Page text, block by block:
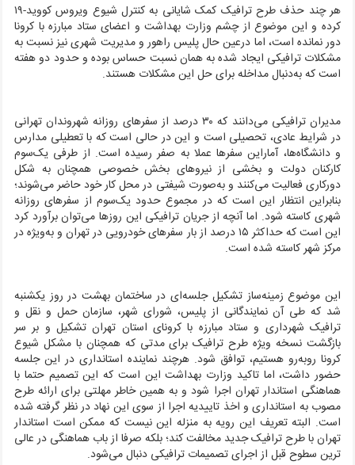
هر چند حذف طرح ترافیک کمک شایانی به کنترل شیوع ویروس کووید-۱۹
کرده و این موضوع از چشم وزارت بهداشت و اعضای ستاد مبارزه با کرونا
دور نمانده است، اما درعین حال پلیس راهور و مدیریت شهری نیز نسبت به
مشکلات ترافیکی ایجاد شده به همان نسبت حساس بوده و حدود دو هفته
است که به‌دنبال مداخله برای حل این مشکلات هستند.
مدیران ترافیکی می‌دانند که ۳۰ درصد از سفرهای روزانه شهروندان تهرانی
در شرایط عادی، تحصیلی است و این در حالی است که با تعطیلی مدارس
و دانشگاه‌ها، آماراین سفرها عملا به صفر رسیده است. از طرفی یک‌سوم
کارکنان دولت و بخشی از نیروهای بخش خصوصی همچنان به شکل
دورکاری فعالیت می‌کنند و به‌صورت شیفتی در محل کار خود حاضر می‌شوند؛
بنابراین انتظار این است که در مجموع حدود یک‌سوم از سفرهای روزانه
شهری کاسته شود. اما آنچه از جریان ترافیکی این روزها می‌توان برآورد کرد
این است که حداکثر ۱۵ درصد از بار سفرهای خودرویی در تهران و به‌ویژه در
مرکز شهر کاسته شده است.
این موضوع زمینه‌ساز تشکیل جلسه‌ای در ساختمان بهشت در روز یکشنبه
شد که طی آن نمایندگانی از پلیس، شورای شهر، سازمان حمل و نقل و
ترافیک شهرداری و ستاد مبارزه با کرونای استان تهران تشکیل و بر سر
بازگشت نسخه ویژه طرح ترافیک برای مدتی که همچنان با مشکل شیوع
کرونا روبه‌رو هستیم، توافق شود. هرچند نماینده استانداری در این جلسه
حضور داشت، اما تاکید وزارت بهداشت این است که این تصمیم حتما با
هماهنگی استاندار تهران اجرا شود و به همین خاطر مهلتی برای ارائه طرح
مصوب به استانداری و اخذ تاییدیه اجرا از سوی این نهاد در نظر گرفته شده
است. البته تعریف این رویه به منزله این نیست که ممکن است استاندار
تهران با طرح ترافیک جدید مخالفت کند؛ بلکه صرفا از باب هماهنگی در عالی
ترین سطوح قبل از اجرای تصمیمات ترافیکی دنبال می‌شود.